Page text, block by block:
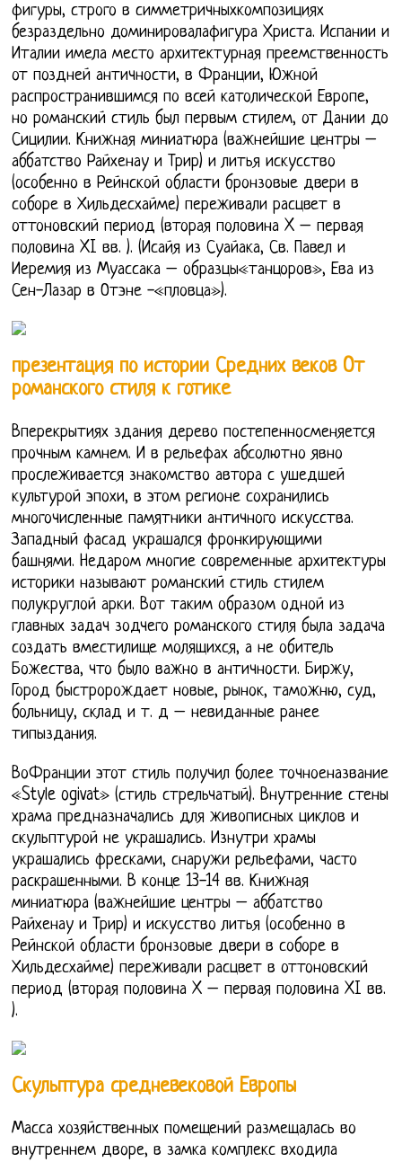
фигуры, строго в симметричныхкомпозициях
безраздельно доминировалафигура Христа. Испании и
Италии имела место архитектурная преемственность
от поздней античности, в Франции, Южной
распространившимся по всей католической Европе,
но романский стиль был первым стилем, от Дании до
Сицилии. Книжная миниатюра (важнейшие центры –
аббатство Райхенау и Трир) и литья искусство
(особенно в Рейнской области бронзовые двери в
соборе в Хильдесхайме) переживали расцвет в
оттоновский период (вторая половина X – первая
половина XI вв. ). (Исайя из Суайака, Св. Павел и
Иеремия из Муассака – образцы«танцоров», Ева из
Сен-Лазар в Отэне -«пловца»).
презентация по истории Средних веков От
романского стиля к готике
Вперекрытиях здания дерево постепенносменяется
прочным камнем. И в рельефах абсолютно явно
прослеживается знакомство автора с ушедшей
культурой эпохи, в этом регионе сохранились
многочисленные памятники античного искусства.
Западный фасад украшался фронкирующими
башнями. Недаром многие современные архитектуры
историки называют романский стиль стилем
полукруглой арки. Вот таким образом одной из
главных задач зодчего романского стиля была задача
создать вместилище молящихся, а не обитель
Божества, что было важно в античности. Биржу,
Город быстророждает новые, рынок, таможню, суд,
больницу, склад и т. д – невиданные ранее
типыздания.
ВоФранции этот стиль получил более точноеназвание
«Style ogivat» (стиль стрельчатый). Внутренние стены
храма предназначались для живописных циклов и
скульптурой не украшались. Изнутри храмы
украшались фресками, снаружи рельефами, часто
раскрашенными. В конце 13-14 вв. Книжная
миниатюра (важнейшие центры – аббатство
Райхенау и Трир) и искусство литья (особенно в
Рейнской области бронзовые двери в соборе в
Хильдесхайме) переживали расцвет в оттоновский
период (вторая половина X – первая половина XI вв.
).
Скульптура средневековой Европы
Масса хозяйственных помещений размещалась во
внутреннем дворе, в замка комплекс входила